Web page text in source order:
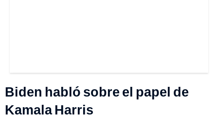
Biden habló sobre el papel de
Kamala Harris